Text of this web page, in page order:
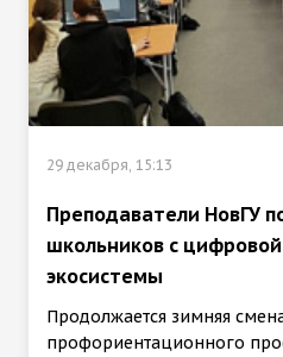
29 декабря, 15:13
Преподаватели НовГУ
школьников с
экосистемы
Продолжается зимняя
профориентационного